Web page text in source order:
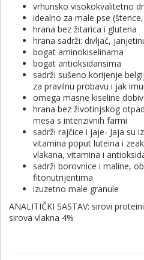
vrhunsko visokokvalitetno
idealno za male pse
hrana bez žitarica i glutena
hrana sadrži: divljač,
bogat aminokiselinama
bogat antioksidansima
sadrži sušeno korijenje
za pravilnu probavu i jak
omega masne kiseline
hrana bez životinjskog
mesa s intenzivnih farmi
sadrži rajčice i jaje- Jaja su
vitamina poput luteina i
vlakana, vitamina i
sadrži borovnice i maline,
fitonutrijentima
izuzetno male granule
ANALITIČKI SASTAV: sirovi
sirova vlakna 4%